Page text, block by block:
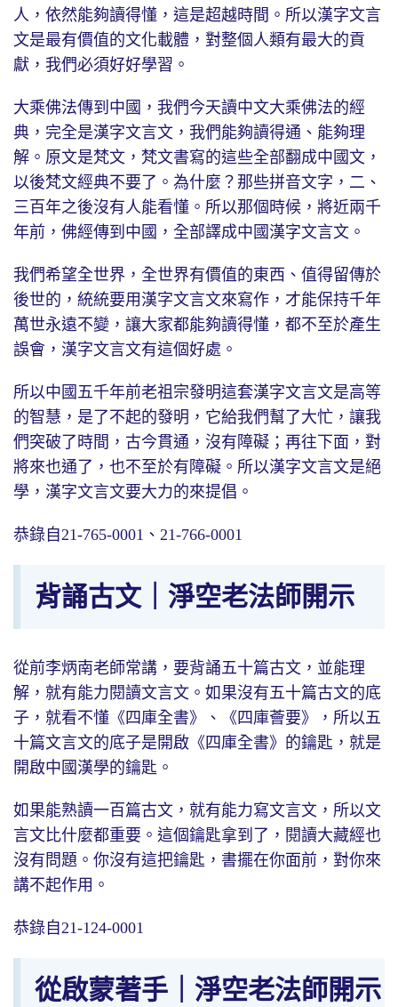
人，依然能夠讀得懂，這是超越時間。所以漢字文言
文是最有價值的文化載體，對整個人類有最大的貢
獻，我們必須好好學習。
大乘佛法傳到中國，我們今天讀中文大乘佛法的經
典，完全是漢字文言文，我們能夠讀得通、能夠理
解。原文是梵文，梵文書寫的這些全部翻成中國文，
以後梵文經典不要了。為什麼？那些拼音文字，二、
三百年之後沒有人能看懂。所以那個時候，將近兩千
年前，佛經傳到中國，全部譯成中國漢字文言文。
我們希望全世界，全世界有價值的東西、值得留傳於
後世的，統統要用漢字文言文來寫作，才能保持千年
萬世永遠不變，讓大家都能夠讀得懂，都不至於產生
誤會，漢字文言文有這個好處。
所以中國五千年前老祖宗發明這套漢字文言文是高等
的智慧，是了不起的發明，它給我們幫了大忙，讓我
們突破了時間，古今貫通，沒有障礙；再往下面，對
將來也通了，也不至於有障礙。所以漢字文言文是絕
學，漢字文言文要大力的來提倡。
恭錄自21-765-0001、21-766-0001
背誦古文｜淨空老法師開示
從前李炳南老師常講，要背誦五十篇古文，並能理
解，就有能力閱讀文言文。如果沒有五十篇古文的底
子，就看不懂《四庫全書》、《四庫薈要》，所以五
十篇文言文的底子是開啟《四庫全書》的鑰匙，就是
開啟中國漢學的鑰匙。
如果能熟讀一百篇古文，就有能力寫文言文，所以文
言文比什麼都重要。這個鑰匙拿到了，閱讀大藏經也
沒有問題。你沒有這把鑰匙，書擺在你面前，對你來
講不起作用。
恭錄自21-124-0001
從啟蒙著手｜淨空老法師開示